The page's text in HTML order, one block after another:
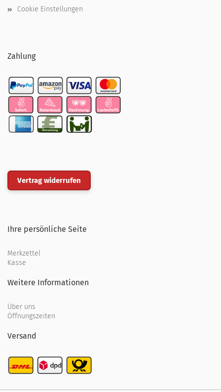
Cookie Einstellungen
Zahlung
Vertrag widerrufen
Ihre persönliche Seite
Merkzettel
Kasse
Weitere Informationen
Über uns
Öffnungszeiten
Versand